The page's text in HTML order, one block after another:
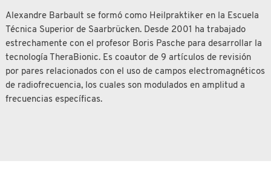
Alexandre Barbault se formó como Heilpraktiker en la Escuela
Técnica Superior de Saarbrücken. Desde 2001 ha trabajado
estrechamente con el profesor Boris Pasche para desarrollar la
tecnología TheraBionic. Es coautor de 9 artículos de revisión
por pares relacionados con el uso de campos electromagnéticos
de radiofrecuencia, los cuales son modulados en amplitud a
frecuencias específicas.